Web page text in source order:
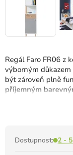
Regál Faro FR06 z
výborným důkazem
být zároveň plně
příjemným
Dostupnost: 2 -